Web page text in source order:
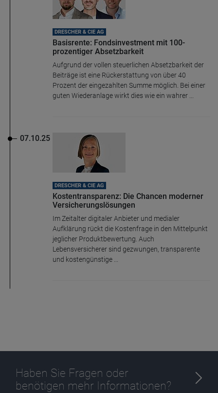
DRESCHER & CIE AG
Basisrente: Fondsinvestment mit 100-
prozentiger Absetzbarkeit
Aufgrund der vollen steuerlichen Absetzbarkeit der
Beiträge ist eine Rückerstattung von über 40
Prozent der eingezahlten Summe möglich. Bei einer
guten Wiederanlage wirkt dies wie ein wahrer ...
07.10.25
DRESCHER & CIE AG
Kostentransparenz: Die Chancen moderner
Versicherungslösungen
Im Zeitalter digitaler Anbieter und medialer
Aufklärung rückt die Kostenfrage in den Mittelpunkt
jeglicher Produktbewertung. Auch
Lebensversicherer sind gezwungen, transparente
und kostengünstige ...
Haben Sie Fragen oder
benötigen mehr Informationen?